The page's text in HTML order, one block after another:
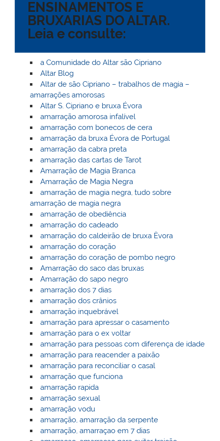
ai
l
o
k
p
o
m
ENSINAMENTOS E
BRUXARIAS DO ALTAR.
Leia e consulte:
a Comunidade do Altar são Cipriano
Altar Blog
Altar de são Cipriano – trabalhos de magia –
amarrações amorosas
Altar S. Cipriano e bruxa Évora
amarração amorosa infalível
amarração com bonecos de cera
amarração da bruxa Évora de Portugal
amarração da cabra preta
amarração das cartas de Tarot
Amarração de Magia Branca
Amarração de Magia Negra
amarração de magia negra, tudo sobre
amarração de magia negra
amarração de obediência
amarração do cadeado
amarração do caldeirão de bruxa Èvora
amarração do coração
amarração do coração de pombo negro
Amarração do saco das bruxas
Amarração do sapo negro
amarração dos 7 dias
amarração dos crânios
amarração inquebrável
amarração para apressar o casamento
amarração para o ex voltar
amarração para pessoas com diferença de idade
amarração para reacender a paixão
amarração para reconciliar o casal
amarração que funciona
amarração rapida
amarração sexual
amarração vodu
amarração, amarração da serpente
amarração, amarraçao em 7 dias